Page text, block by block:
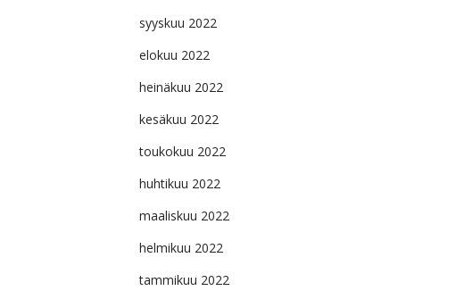
syyskuu 2022
elokuu 2022
heinäkuu 2022
kesäkuu 2022
toukokuu 2022
huhtikuu 2022
maaliskuu 2022
helmikuu 2022
tammikuu 2022